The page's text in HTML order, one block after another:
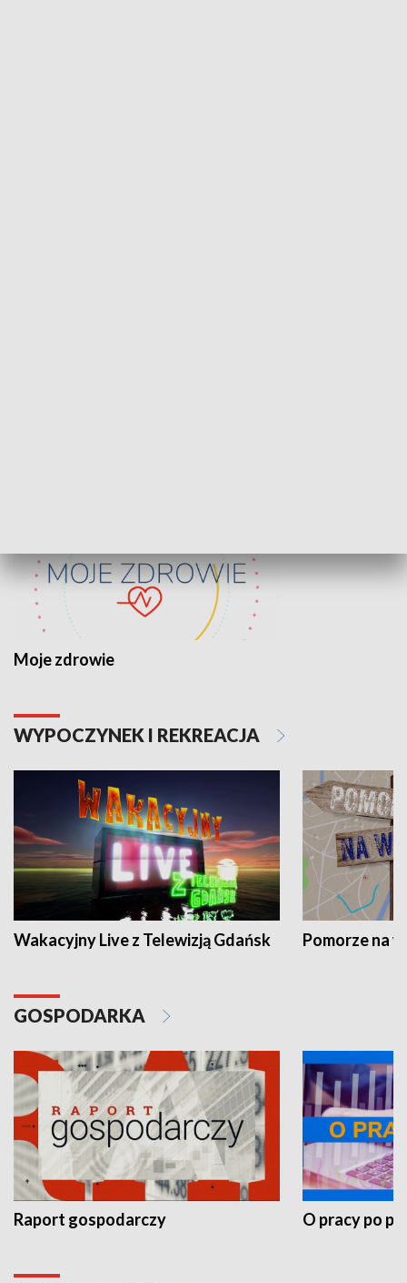
Moje zdrowie
WYPOCZYNEK I REKREACJA
Wakacyjny Live z Telewizją Gdańsk Pomorze na
GOSPODARKA
Raport gospodarczy O pracy po